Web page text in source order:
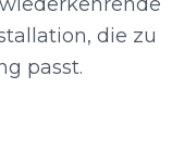
die zu
passt.